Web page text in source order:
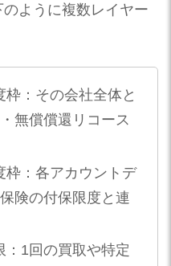
ように複数レイヤー
：その会社全体と
無償償還リコース
枠：各アカウントデ
険の付保限度と連
：1回の買取や特定